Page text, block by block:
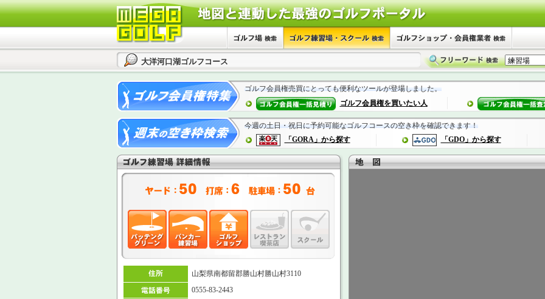
大洋河口湖ゴルフコース
ゴルフ会員権売買にとっても便利なツールが登場しました。
ゴルフ会員権を買いたい人
今週の土日・祝日に予約可能なゴルフコースの空き枠を確認できます！
「GORA」から探す
「GDO」から探す
山梨県南都留郡勝山村勝山村3110
0555-83-2443